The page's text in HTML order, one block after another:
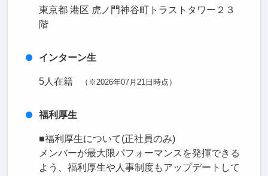
東京都 港区 虎ノ門神谷町トラストタワー２３
階
インターン生
5人在籍 （※2026年07月21日時点）
福利厚生
■福利厚生について(正社員のみ)
メンバーが最大限パフォーマンスを発揮できる
よう、福利厚生や人事制度もアップデートして